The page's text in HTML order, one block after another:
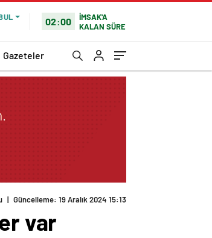
02:00
İMSAK'A
KALAN SÜRE
Gazeteler
| Güncelleme: 19 Aralık 2024 15:13
var